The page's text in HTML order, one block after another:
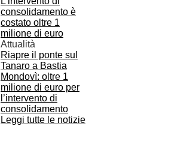
Attualità
Riapre il ponte sul
Tanaro a Bastia
Mondovì: oltre 1
milione di euro per
l’intervento di
consolidamento
Leggi tutte le notizie